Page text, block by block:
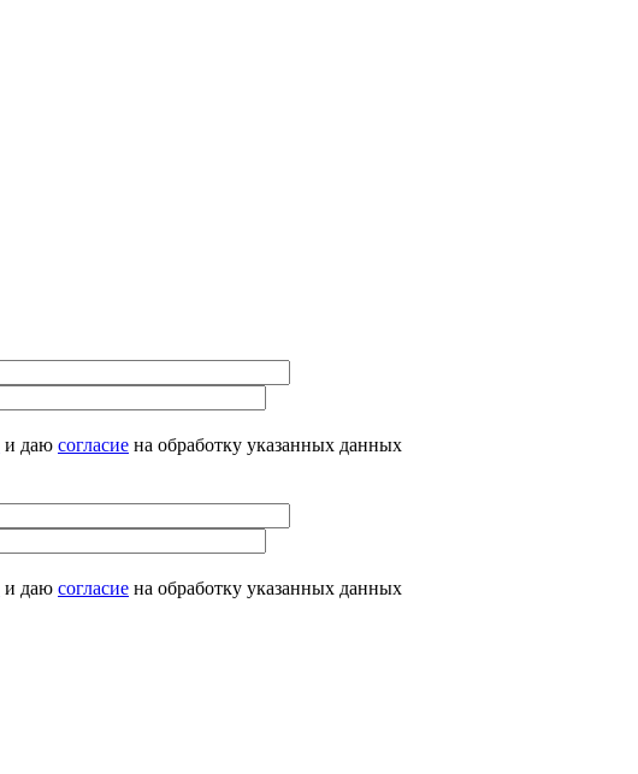
и даю согласие на обработку указанных данных
и даю согласие на обработку указанных данных